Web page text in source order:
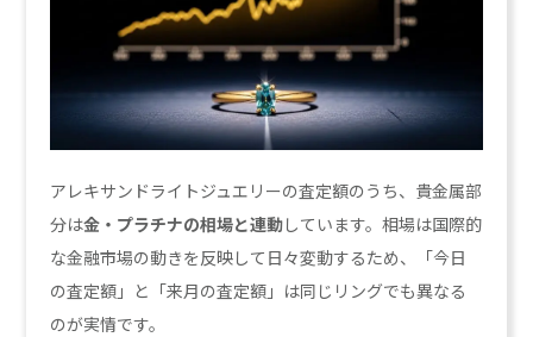
アレキサンドライトジュエリーの査定額のうち、貴金属部
分は金・プラチナの相場と連動しています。相場は国際的
な金融市場の動きを反映して日々変動するため、「今日
の査定額」と「来月の査定額」は同じリングでも異なる
のが実情です。